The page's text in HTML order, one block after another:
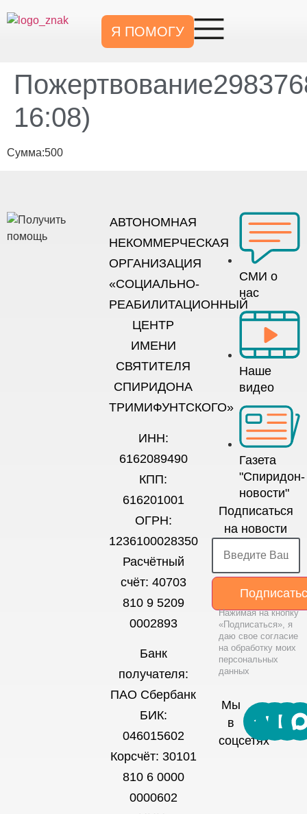
Я ПОМОГУ
16:08)
Сумма:500
АВТОНОМНАЯ
НЕКОММЕРЧЕСКАЯ
ОРГАНИЗАЦИЯ
«СОЦИАЛЬНО-
РЕАБИЛИТАЦИОННЫЙ
ЦЕНТР
ИМЕНИ
СВЯТИТЕЛЯ
СПИРИДОНА
ТРИМИФУНТСКОГО»
ИНН:
6162089490
КПП:
616201001
ОГРН:
1236100028350
Расчётный
счёт: 40703
810 9 5209
0002893
Банк
получателя:
ПАО Сбербанк
БИК:
046015602
Корсчёт: 30101
810 6 0000
0000602
СМИ о
нас
Наше
видео
Газета
"Спиридон-
новости"
Подписаться
на новости
Нажимая на кнопку
«Подписаться», я
даю свое согласие
на обработку моих
персональных
данных
Мы
в
соцсетях